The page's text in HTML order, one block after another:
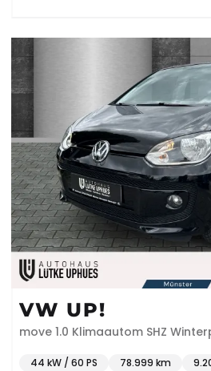
VW UP!
move 1.0 Klimaautom SHZ
44 kW / 60 PS 78.999 km